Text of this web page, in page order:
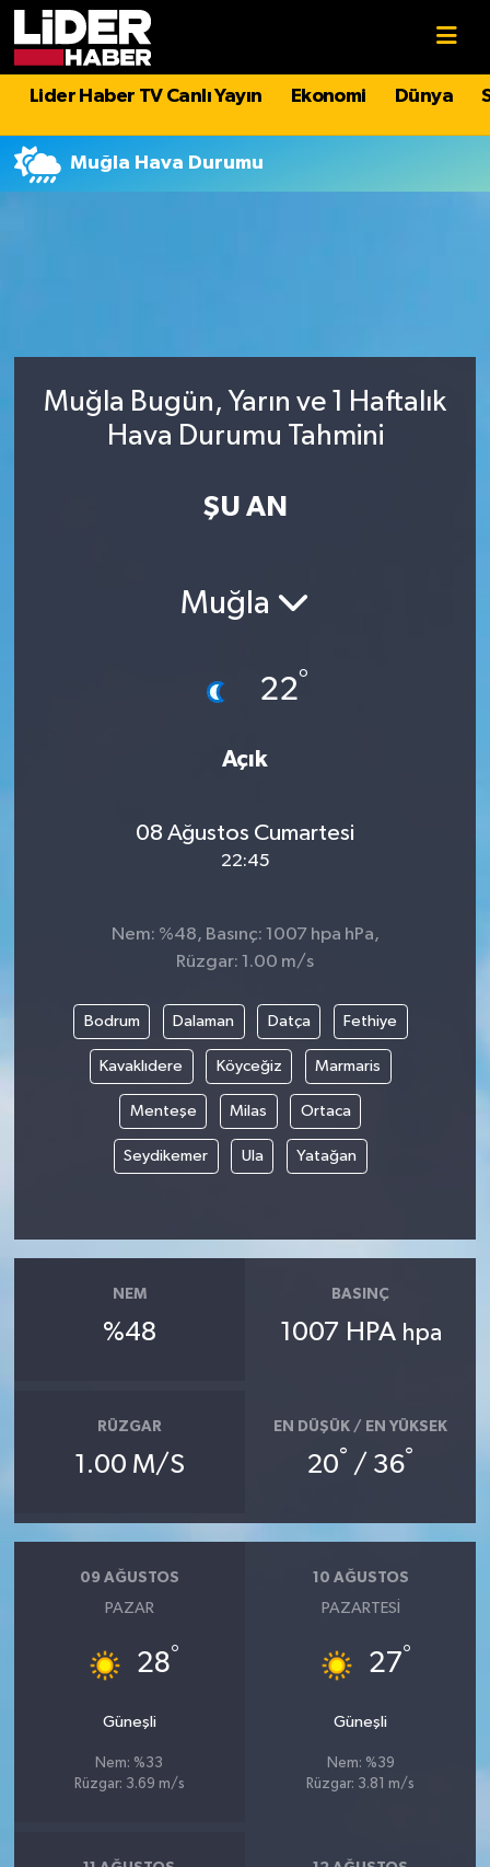
Lider Haber TV Canlı Yayın Ekonomi Dünya
Muğla Hava Durumu
Muğla Bugün, Yarın ve 1 Haftalık
Hava Durumu Tahmini
ŞU AN
Muğla
22°
Açık
08 Ağustos Cumartesi
22:45
Nem: %48, Basınç: 1007 hpa hPa,
Rüzgar: 1.00 m/s
Bodrum Dalaman Datça Fethiye
Kavaklıdere Köyceğiz Marmaris
Menteşe Milas Ortaca
Seydikemer Ula Yatağan
NEM
%48
BASINÇ
1007 HPA hpa
RÜZGAR
1.00 M/S
EN DÜŞÜK / EN YÜKSEK
20° / 36°
09 AĞUSTOS
PAZAR
28°
Güneşli
Nem: %33
Rüzgar: 3.69 m/s
10 AĞUSTOS
PAZARTESI
27°
Güneşli
Nem: %39
Rüzgar: 3.81 m/s
Politika
Asayiş
Spor
Sağlık
Hava Durumu
İstanbul Namaz Vakitleri
Tüm Manşetler
Son Dakika Haberleri